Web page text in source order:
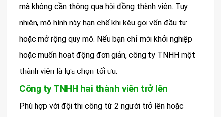
mà không cần thông qua hội đồng thành viên. Tuy
nhiên, mô hình này hạn chế khi kêu gọi vốn đầu tư
hoặc mở rộng quy mô. Nếu bạn chỉ mới khởi nghiệp
hoặc muốn hoạt động đơn giản, công ty TNHH một
thành viên là lựa chọn tối ưu.
Công ty TNHH hai thành viên trở lên
Phù hợp với đội thi công từ 2 người trở lên hoặc